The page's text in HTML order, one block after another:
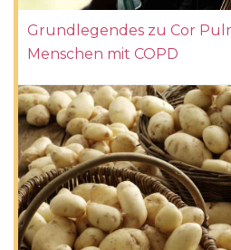
Grundlegendes zu Cor
Menschen mit COPD